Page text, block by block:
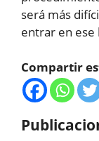
será más
entrar en ese
Compartir